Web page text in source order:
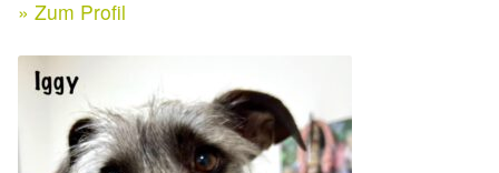
Aktuelle Spenden 2026
Ihre/Eure Spenden – Januar bis Juni 2026
Kontakt & Rechtliches
Facebook
» Zum Profil